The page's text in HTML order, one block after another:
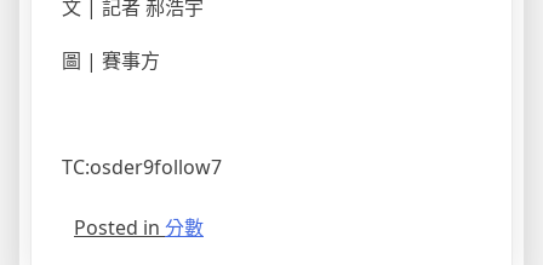
文 | 記者 郝浩宇
圖 | 賽事方
TC:osder9follow7
Posted in 分數